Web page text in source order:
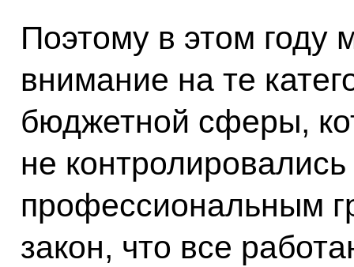
Поэтому в этом году
внимание на те
бюджетной сферы,
не
профессиональным
закон, что все